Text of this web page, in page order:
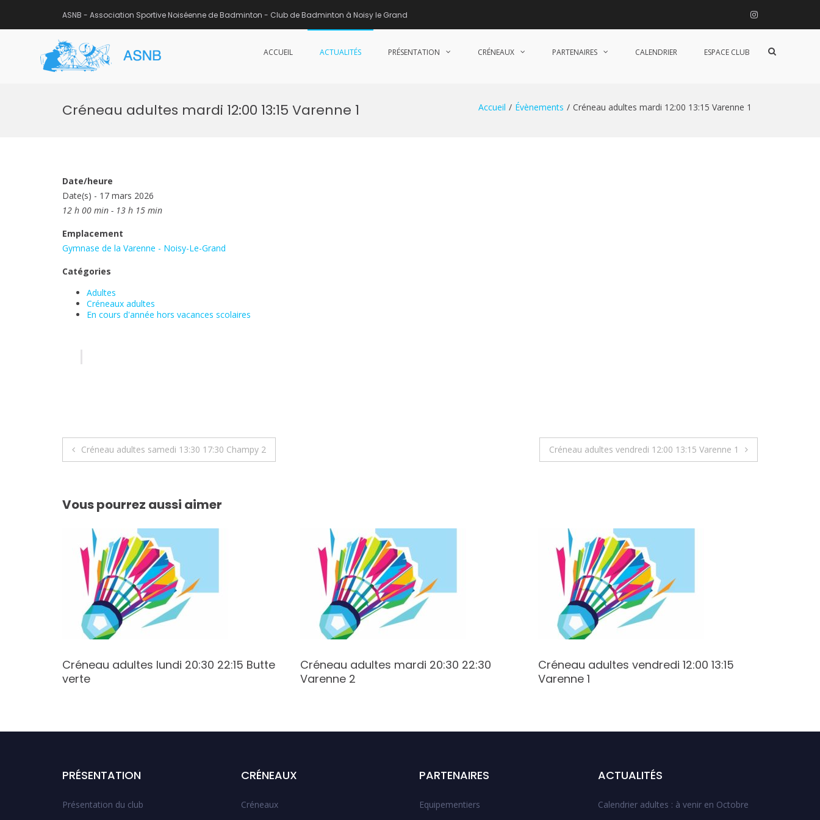
ASNB - Association Sportive Noiséenne de Badminton - Club de Badminton à Noisy le Grand Instagram
ACCUEIL ACTUALITÉS PRÉSENTATION CRÉNEAUX PARTENAIRES CALENDRIER ESPACE CLUB
Afficher
Créneau adultes mardi 12:00 13:15 Varenne 1 Accueil Évènements Créneau adultes mardi 12:00 13:15 Varenne 1
Date/heure
Date(s) - 17 mars 2026
12 h 00 min - 13 h 15 min
Emplacement
Gymnase de la Varenne - Noisy-Le-Grand
Catégories
Adultes
Créneaux adultes
En cours d'année hors vacances scolaires
Navigation
l’article
Créneau adultes samedi 13:30 17:30 Champy 2 Créneau adultes vendredi 12:00 13:15 Varenne 1
Vous pourrez aussi aimer
Créneau adultes lundi 20:30 22:15 Butte
verte
Créneau adultes mardi 20:30 22:30
Varenne 2
Créneau adultes vendredi 12:00 13:15
Varenne 1
PRÉSENTATION
Présentation du club
CRÉNEAUX
Créneaux
PARTENAIRES
Equipementiers
ACTUALITÉS
Calendrier adultes : à venir en Octobre